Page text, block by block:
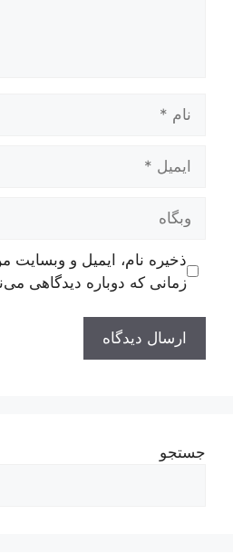
وبگاه
ذخیره نام، ایمیل و وبسایت
زمانی که دوباره دیدگاهی
جستجو